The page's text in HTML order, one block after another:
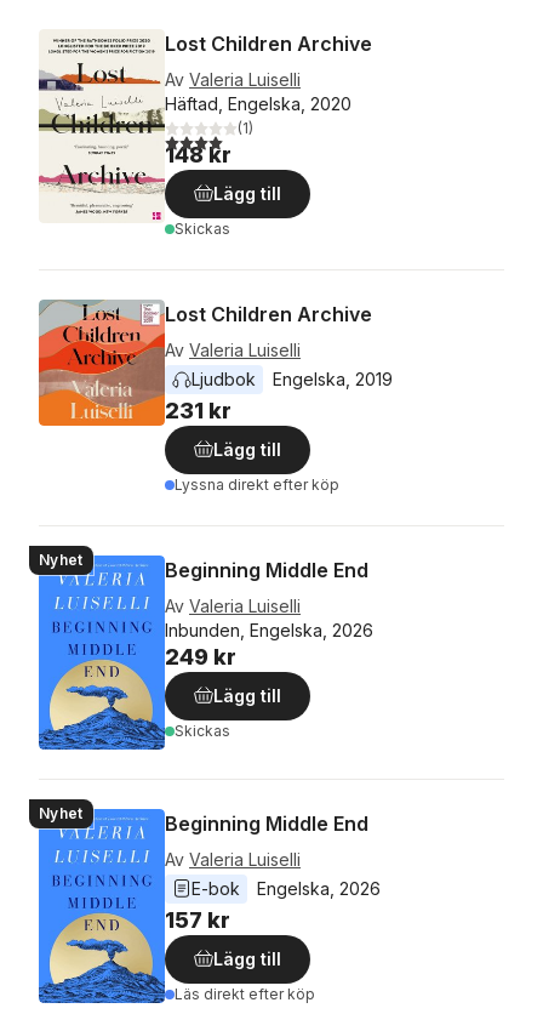
Lost Children Archive
Av Valeria Luiselli
Häftad, Engelska, 2020
4,0utav 5 stjärnor. Totalt antal röster:
(1)
148 kr
Lägg till
Skickas
Lost Children Archive
Av Valeria Luiselli
Ljudbok
Engelska 2019
231 kr
Lägg till
Lyssna direkt efter köp
Nyhet Beginning Middle End
Av Valeria Luiselli
Inbunden, Engelska, 2026
249 kr
Lägg till
Skickas
Nyhet Beginning Middle End
Av Valeria Luiselli
E-bok
Engelska 2026
157 kr
Lägg till
Läs direkt efter köp